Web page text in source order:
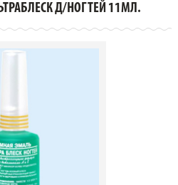
Д/НОГТЕЙ 11МЛ.